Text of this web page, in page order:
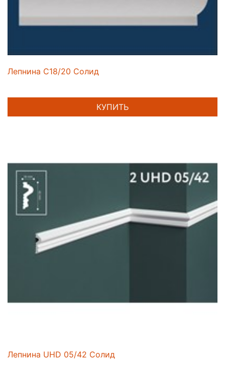
Лепнина C18/20 Солид
КУПИТЬ
Лепнина UHD 05/42 Солид